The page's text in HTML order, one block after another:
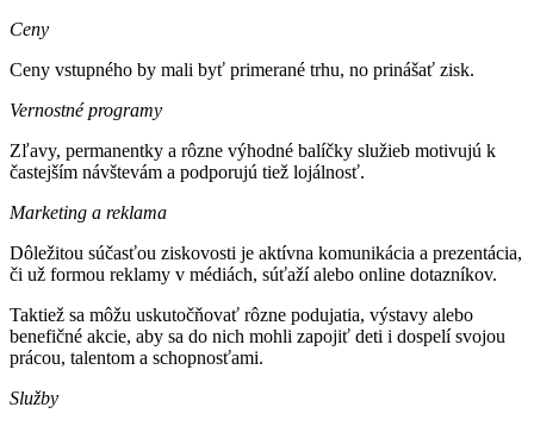
Ceny
Ceny vstupného by mali byť primerané trhu, no prinášať zisk.
Vernostné programy
Zľavy, permanentky a rôzne výhodné balíčky služieb motivujú k
častejším návštevám a podporujú tiež lojálnosť.
Marketing a reklama
Dôležitou súčasťou ziskovosti je aktívna komunikácia a prezentácia,
či už formou reklamy v médiách, súťaží alebo online dotazníkov.
Taktiež sa môžu uskutočňovať rôzne podujatia, výstavy alebo
benefičné akcie, aby sa do nich mohli zapojiť deti i dospelí svojou
prácou, talentom a schopnosťami.
Služby